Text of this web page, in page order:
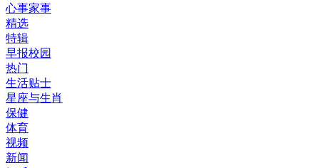
心事家事
精选
特辑
早报校园
热门
生活贴士
星座与生肖
保健
体育
视频
新闻